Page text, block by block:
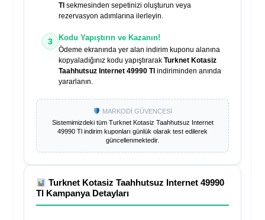
Tl sekmesinden sepetinizi oluşturun veya
rezervasyon adımlarına ilerleyin.
3 Kodu Yapıştırın ve Kazanın!
Ödeme ekranında yer alan indirim kuponu alanına
kopyaladığınız kodu yapıştırarak Turknet Kotasiz
Taahhutsuz Internet 49990 Tl indiriminden anında
yararlanın.
MARKODİ GÜVENCESİ
Sistemimizdeki tüm Turknet Kotasiz Taahhutsuz Internet
49990 Tl indirim kuponları günlük olarak test edilerek
güncellenmektedir.
Turknet Kotasiz Taahhutsuz Internet 49990
Tl Kampanya Detayları